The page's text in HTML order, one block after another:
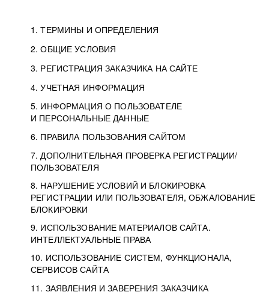
1. ТЕРМИНЫ И ОПРЕДЕЛЕНИЯ
2. ОБЩИЕ УСЛОВИЯ
3. РЕГИСТРАЦИЯ ЗАКАЗЧИКА НА САЙТЕ
4. УЧЕТНАЯ ИНФОРМАЦИЯ
5. ИНФОРМАЦИЯ О ПОЛЬЗОВАТЕЛЕ
И ПЕРСОНАЛЬНЫЕ ДАННЫЕ
6. ПРАВИЛА ПОЛЬЗОВАНИЯ САЙТОМ
7. ДОПОЛНИТЕЛЬНАЯ ПРОВЕРКА РЕГИСТРАЦИИ/
ПОЛЬЗОВАТЕЛЯ
8. НАРУШЕНИЕ УСЛОВИЙ И БЛОКИРОВКА
РЕГИСТРАЦИИ ИЛИ ПОЛЬЗОВАТЕЛЯ, ОБЖАЛОВАНИЕ
БЛОКИРОВКИ
9. ИСПОЛЬЗОВАНИЕ МАТЕРИАЛОВ САЙТА.
ИНТЕЛЛЕКТУАЛЬНЫЕ ПРАВА
10. ИСПОЛЬЗОВАНИЕ СИСТЕМ, ФУНКЦИОНАЛА,
СЕРВИСОВ САЙТА
11. ЗАЯВЛЕНИЯ И ЗАВЕРЕНИЯ ЗАКАЗЧИКА